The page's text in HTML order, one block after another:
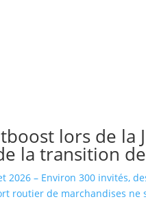
lors de la
la transition
2026 – Environ 300 invités,
routier de marchandises ne